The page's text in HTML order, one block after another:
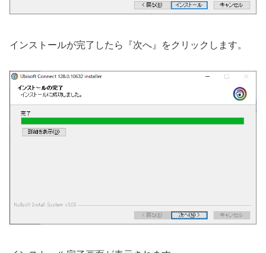
インストールが完了したら『次へ』をクリックします。